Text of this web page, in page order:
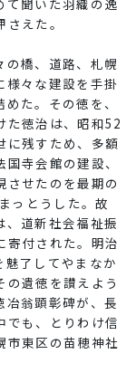
て聞いた羽織の逸
えた。
橋、道路、札幌
様々な建設を手掛
た。その徳を、
た徳治は、昭和52
に残すため、多額
寺会館の建設、
させたのを最期の
っとうした。故
、道新社会福祉振
寄付された。明治
了してやまなか
の遺徳を讃えよう
冶翁顕彰碑が、長
でも、とりわけ信
市東区の苗穂神社